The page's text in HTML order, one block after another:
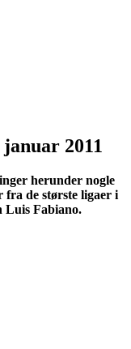
2011
herunder nogle
fra de største ligaer i
Luis Fabiano.